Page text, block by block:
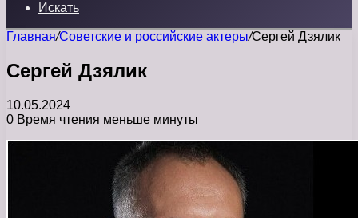
Искать
Главная/Советские и российские актеры/Сергей Дзялик
Сергей Дзялик
10.05.2024
0 Время чтения меньше минуты